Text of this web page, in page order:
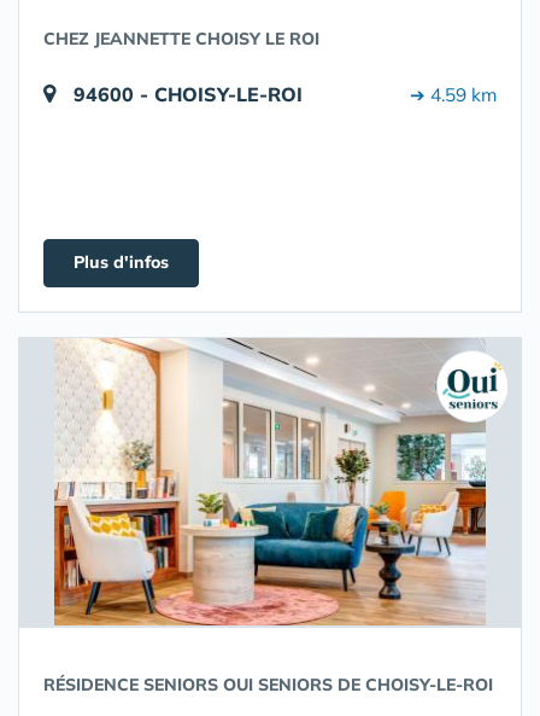
CHEZ JEANNETTE CHOISY LE ROI
94600 - CHOISY-LE-ROI ➔ 4.59 km
Plus d'infos
RÉSIDENCE SENIORS OUI SENIORS DE CHOISY-LE-ROI